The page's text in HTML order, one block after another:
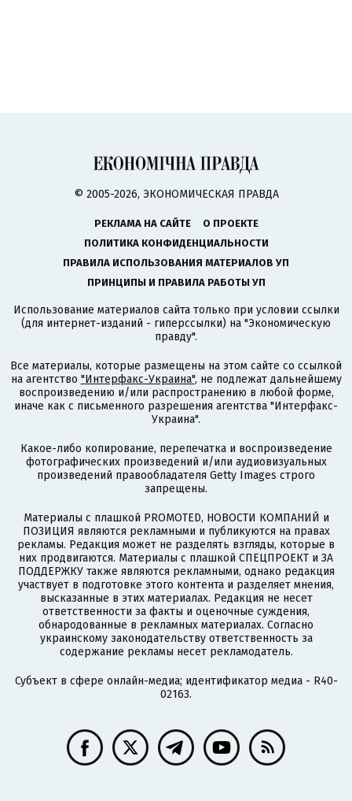
© 2005-2026, ЭКОНОМИЧЕСКАЯ ПРАВДА
РЕКЛАМА НА САЙТЕ
О ПРОЕКТЕ
ПОЛИТИКА КОНФИДЕНЦИАЛЬНОСТИ
ПРАВИЛА ИСПОЛЬЗОВАНИЯ МАТЕРИАЛОВ УП
ПРИНЦИПЫ И ПРАВИЛА РАБОТЫ УП
Использование материалов сайта только при условии ссылки
(для интернет-изданий - гиперссылки) на "Экономическую
правду".
Все материалы, которые размещены на этом сайте со ссылкой
на агентство "Интерфакс-Украина", не подлежат дальнейшему
воспроизведению и/или распространению в любой форме,
иначе как с письменного разрешения агентства "Интерфакс-
Украина".
Какое-либо копирование, перепечатка и воспроизведение
фотографических произведений и/или аудиовизуальных
произведений правообладателя Getty Images строго
запрещены.
Материалы с плашкой PROMOTED, НОВОСТИ КОМПАНИЙ и
ПОЗИЦИЯ являются рекламными и публикуются на правах
рекламы. Редакция может не разделять взгляды, которые в
них продвигаются. Материалы с плашкой СПЕЦПРОЕКТ и ЗА
ПОДДЕРЖКУ также являются рекламными, однако редакция
участвует в подготовке этого контента и разделяет мнения,
высказанные в этих материалах. Редакция не несет
ответственности за факты и оценочные суждения,
обнародованные в рекламных материалах. Согласно
украинскому законодательству ответственность за
содержание рекламы несет рекламодатель.
Субъект в сфере онлайн-медиа; идентификатор медиа - R40-
02163.